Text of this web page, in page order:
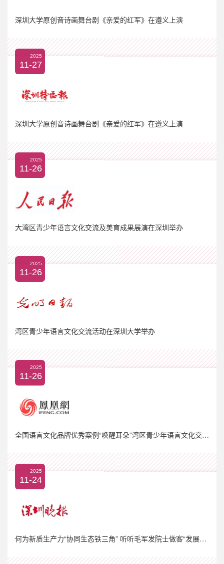
深圳大学原创音诗画舞台剧《亲爱的红军》在遵义上演
2025
11-27
深圳大学原创音诗画舞台剧《亲爱的红军》在遵义上演
2025
11-26
大湾区青少年语言文化交流及美育成果展演在深圳举办
2025
11-26
湾区青少年语言文化交流活动在深圳大学举办
2025
11-26
全国语言文化品牌优秀案例“唤醒耳朵”湾区青少年语言文化交流活动在深圳大学圆满落幕
2025
11-24
何为新质生产力“协同生态铁三角” 听听毛军发院士做客“发展大局观”怎么说